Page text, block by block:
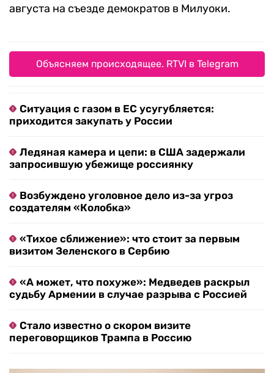
августа на съезде демократов в Милуоки.
Объясняем происходящее. RTVI в Telegram
Ситуация с газом в ЕС усугубляется:
приходится закупать у России
Ледяная камера и цепи: в США задержали
запросившую убежище россиянку
Возбуждено уголовное дело из-за угроз
создателям «Колобка»
«Тихое сближение»: что стоит за первым
визитом Зеленского в Сербию
«А может, что похуже»: Медведев раскрыл
судьбу Армении в случае разрыва с Россией
Стало известно о скором визите
переговорщиков Трампа в Россию